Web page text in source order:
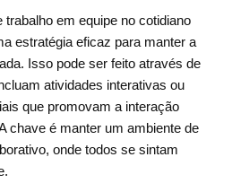
em equipe no cotidiano
estratégia eficaz para manter a
Isso pode ser feito através de
atividades interativas ou
que promovam a interação
chave é manter um ambiente de
onde todos se sintam